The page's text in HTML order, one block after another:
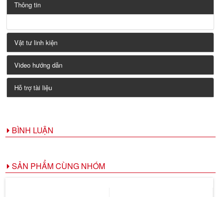
Thông tin
Vật tư linh kiện
Video hướng dẫn
Hỗ trợ tài liệu
BÌNH LUẬN
SẢN PHẨM CÙNG NHÓM